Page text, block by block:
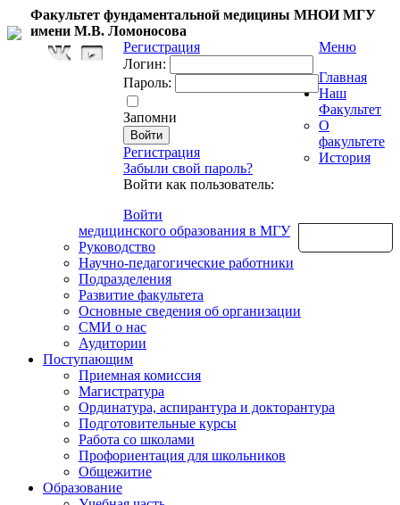
Факультет фундаментальной медицины МНОИ МГУ
имени М.В. Ломоносова
Регистрация
Логин:
Пароль:
Запомни
Регистрация
Забыли свой пароль?
Войти как пользователь:
Войти
Меню
Главная
Наш
Факультет
О
факультете
История
медицинского образования в МГУ
Руководство
Научно-педагогические работники
Подразделения
Развитие факультета
Основные сведения об организации
СМИ о нас
Аудитории
Поступающим
Приемная комиссия
Магистратура
Ординатура, аспирантура и докторантура
Подготовительные курсы
Работа со школами
Профориентация для школьников
Общежитие
Образование